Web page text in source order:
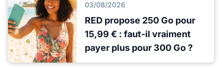
03/08/2026
RED propose 250 Go pour
15,99 € : faut-il vraiment
payer plus pour 300 Go ?